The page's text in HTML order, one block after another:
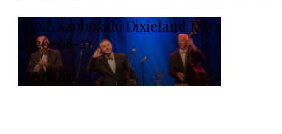
XXXI. Szoboszló Dixieland Days
2026-08-21
-
2026-08-23